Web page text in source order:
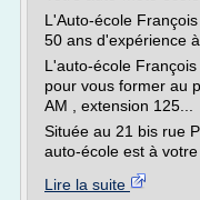
L'Auto-école
50 ans d'expérience
L'auto-école
pour vous former au
AM , extension 125...
Située au 21 bis rue
auto-école est à votre
Lire la suite